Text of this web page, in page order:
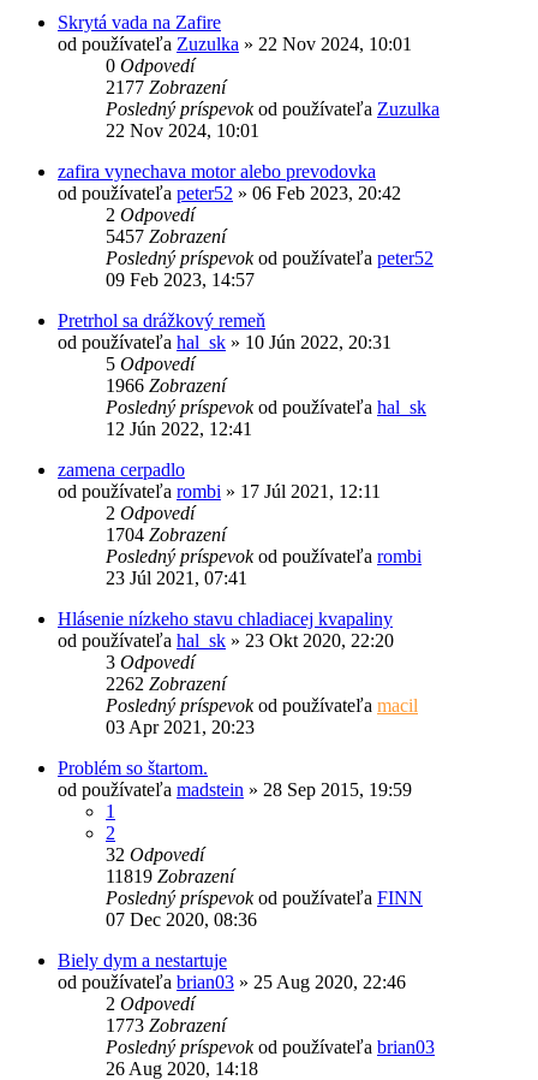
Skrytá vada na Zafire
od používateľa Zuzulka » 22 Nov 2024, 10:01
0 Odpovedí
2177 Zobrazení
Posledný príspevokod používateľa Zuzulka
22 Nov 2024, 10:01
zafira vynechava motor alebo prevodovka
od používateľa peter52 » 06 Feb 2023, 20:42
2 Odpovedí
5457 Zobrazení
Posledný príspevokod používateľa peter52
09 Feb 2023, 14:57
Pretrhol sa drážkový remeň
od používateľa hal_sk » 10 Jún 2022, 20:31
5 Odpovedí
1966 Zobrazení
Posledný príspevokod používateľa hal_sk
12 Jún 2022, 12:41
zamena cerpadlo
od používateľa rombi » 17 Júl 2021, 12:11
2 Odpovedí
1704 Zobrazení
Posledný príspevokod používateľa rombi
23 Júl 2021, 07:41
Hlásenie nízkeho stavu chladiacej kvapaliny
od používateľa hal_sk » 23 Okt 2020, 22:20
3 Odpovedí
2262 Zobrazení
Posledný príspevokod používateľa macil
03 Apr 2021, 20:23
Problém so štartom.
od používateľa madstein » 28 Sep 2015, 19:59
1
2
32 Odpovedí
11819 Zobrazení
Posledný príspevokod používateľa FINN
07 Dec 2020, 08:36
Biely dym a nestartuje
od používateľa brian03 » 25 Aug 2020, 22:46
2 Odpovedí
1773 Zobrazení
Posledný príspevokod používateľa brian03
26 Aug 2020, 14:18